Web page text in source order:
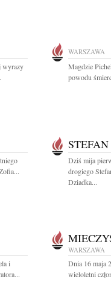
wyrazy
WARSZAWA
Magdzie
powodu
Dziś mija
drogiego
Dziadka...
i
WARSZAWA
Dnia 16 maja
wieloletni